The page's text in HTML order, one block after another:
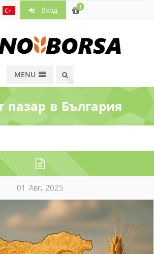
Вход !
MENU
пазар в България
01 Авг, 2025